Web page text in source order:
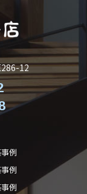
12
例
例
例